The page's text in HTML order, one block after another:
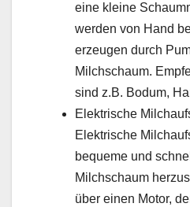
eine kleine
werden von Hand
erzeugen durch
Milchschaum.
sind z.B. Bodum,
Elektrische
Elektrische
bequeme und
Milchschaum
über einen Motor,